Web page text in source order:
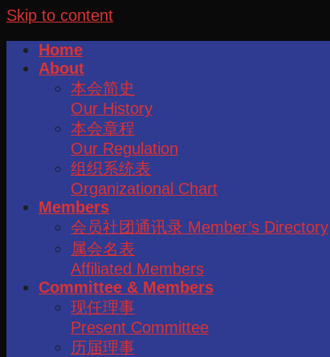
Skip to content
Home
About
本会简史
Our History
本会章程
Our Regulation
组织系统表
Organizational Chart
Members
会员社团通讯录 Member’s Directory
属会名表
Affiliated Members
Committee & Members
现任理事
Present Committee
历届理事